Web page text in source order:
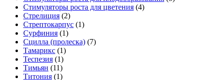
Стимуляторы роста для цветения (4)
Стрелиция (2)
Стрептокарпус (1)
Сурфиния (1)
Сцилла (пролеска) (7)
Тамарикс (1)
Теспезия (1)
Тимьян (11)
Титония (1)